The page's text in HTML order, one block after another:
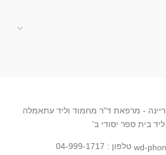
ריינה - מרפאת ד"ר מחמוד וליד עתאמלה
ליד בית ספר יסודי ב'
טלפון : 04-999-1717